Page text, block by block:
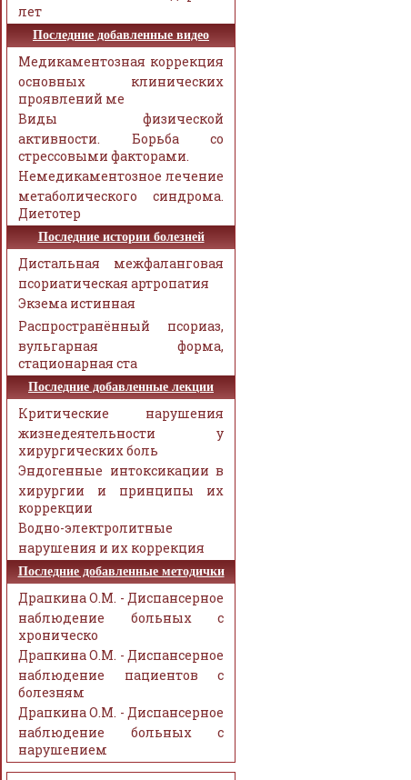
лет
Последние добавленные видео
Медикаментозная коррекция
основных клинических
проявлений ме
Виды физической
активности. Борьба со
стрессовыми факторами.
Немедикаментозное лечение
метаболического синдрома.
Диетотер
Последние истории болезней
Дистальная межфаланговая
псориатическая артропатия
Экзема истинная
Распространённый псориаз,
вульгарная форма,
стационарная ста
Последние добавленные лекции
Критические нарушения
жизнедеятельности у
хирургических боль
Эндогенные интоксикации в
хирургии и принципы их
коррекции
Водно-электролитные
нарушения и их коррекция
Последние добавленные методички
Драпкина О.М. - Диспансерное
наблюдение больных с
хроническо
Драпкина О.М. - Диспансерное
наблюдение пациентов с
болезням
Драпкина О.М. - Диспансерное
наблюдение больных с
нарушением